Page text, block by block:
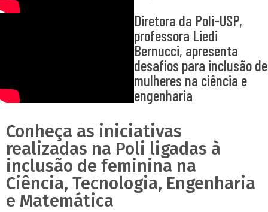
Diretora da Poli-USP,
professora Liedi
Bernucci, apresenta
desafios para inclusão de
mulheres na ciência e
engenharia
Conheça as iniciativas
realizadas na Poli ligadas à
inclusão de feminina na
Ciência, Tecnologia, Engenharia
e Matemática